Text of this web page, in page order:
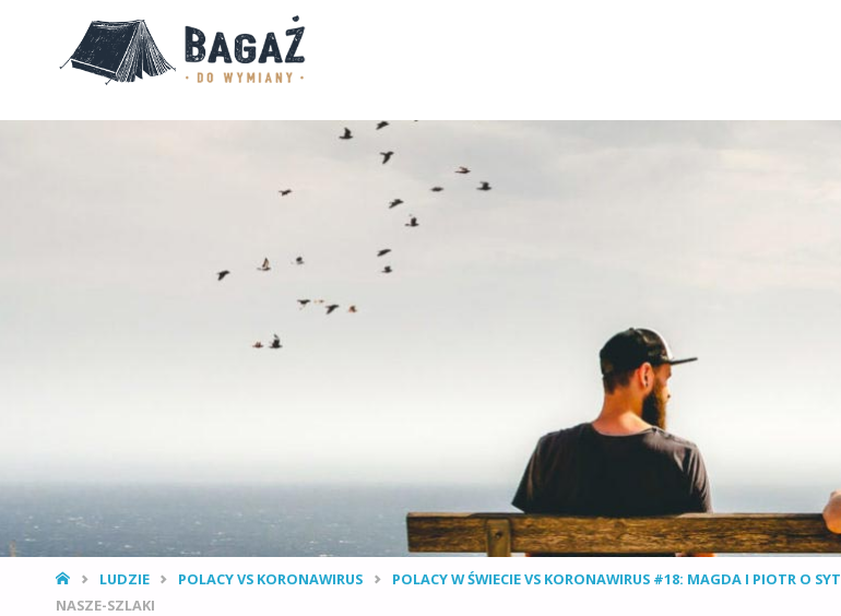
STRONA
GŁÓWNA
LUDZIE POLACY VS KORONAWIRUS
POLACY W ŚWIECIE VS KORONAWIRUS #18: MAGDA I PIOTR O
NASZE-SZLAKI